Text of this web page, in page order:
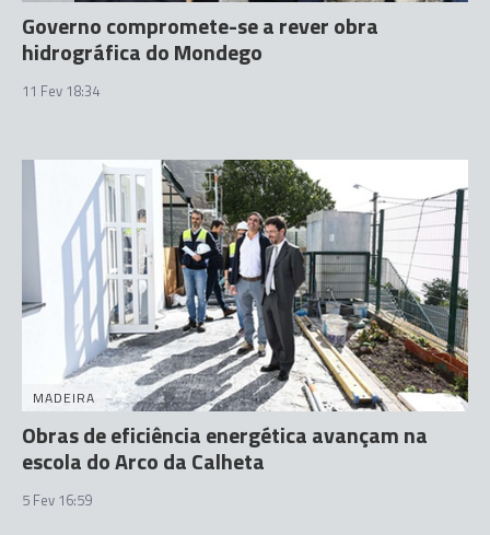
Governo compromete-se a rever obra
hidrográfica do Mondego
11 Fev 18:34
MADEIRA
Obras de eficiência energética avançam na
escola do Arco da Calheta
5 Fev 16:59